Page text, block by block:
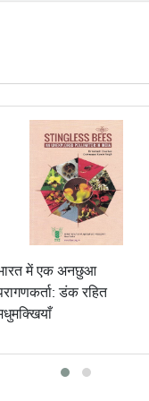
की
के लिए एक
वाली भूमि
से एक
देने के लिए
कार्यक्रम
आनुवंशिकी और जनसंख्या
के सिद्धांतों पर